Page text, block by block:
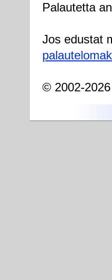
Palautetta
Jos edustat
© 2002-